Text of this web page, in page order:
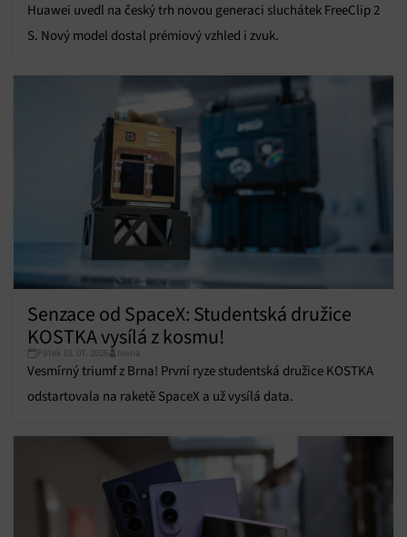
Huawei uvedl na český trh novou generaci sluchátek FreeClip 2
S. Nový model dostal prémiový vzhled i zvuk.
Senzace od SpaceX: Studentská družice
KOSTKA vysílá z kosmu!
Pátek 10. 07. 2026 Ivana
Vesmírný triumf z Brna! První ryze studentská družice KOSTKA
odstartovala na raketě SpaceX a už vysílá data.